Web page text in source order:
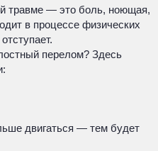
травме — это боль, ноющая,
в процессе физических
перелом? Здесь
двигаться — тем будет